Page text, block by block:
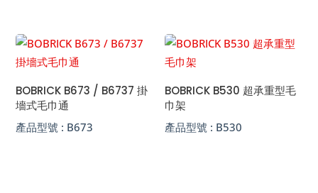
BOBRICK B673 / B6737 掛
墻式毛巾通
產品型號 : B673
BOBRICK B530 超承重型毛
巾架
產品型號 : B530